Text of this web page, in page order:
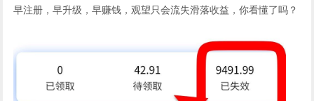
早注册，早升级，早赚钱，观望只会流失滑落收益，你看懂了吗？